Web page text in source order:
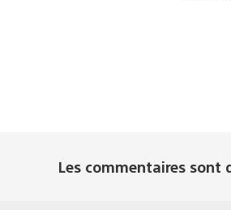
Les commentaires sont